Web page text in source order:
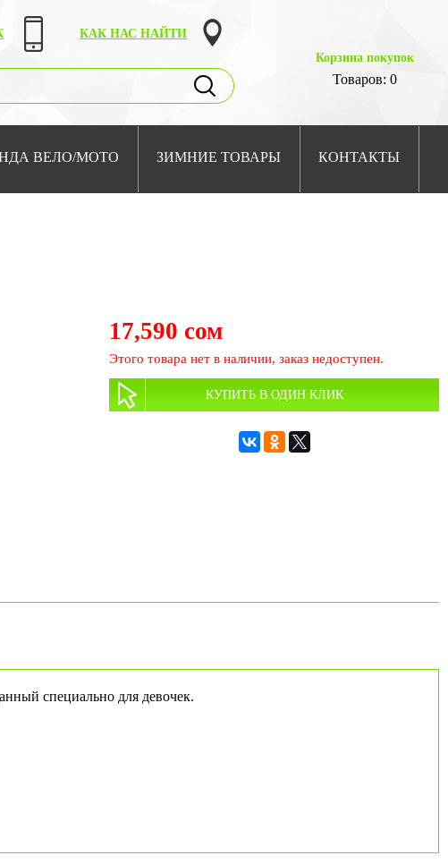
КАК НАС НАЙТИ
Корзина покупок
Товаров: 0
ВЕЛО/МОТО ЗИМНИЕ ТОВАРЫ КОНТАКТЫ
17,590 сом
Этого товара нет в наличии, заказ недоступен.
КУПИТЬ В ОДИН КЛИК
специально для девочек.